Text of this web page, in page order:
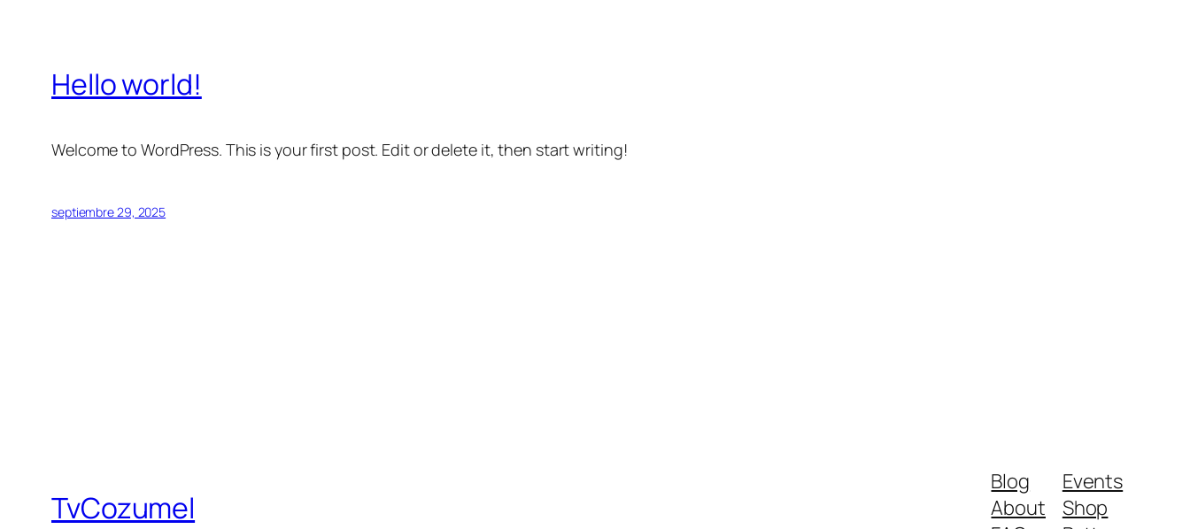
Hello world!
Welcome to WordPress. This is your first post. Edit or delete it, then start writing!
septiembre 29, 2025
TvCozumel
Blog
About
Events
Shop